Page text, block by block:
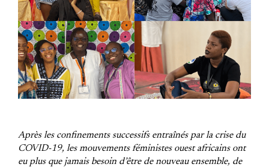
Après les confinements successifs entraînés par la crise du
COVID-19, les mouvements féministes ouest africains ont
eu plus que jamais besoin d’être de nouveau ensemble, de